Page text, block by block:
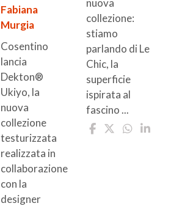
Fabiana
Murgia
Cosentino
lancia
Dekton®
Ukiyo, la
nuova
collezione
testurizzata
realizzata in
collaborazione
con la
designer
nuova
collezione:
stiamo
parlando di Le
Chic, la
superficie
ispirata al
fascino ...